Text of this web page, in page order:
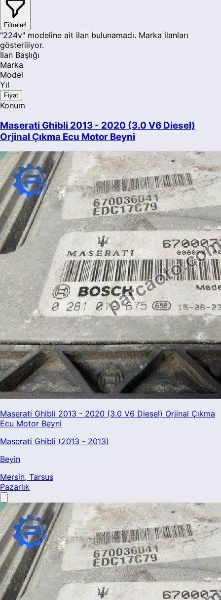
Filtrele4
"224v" modeline ait ilan bulunamadı. Marka ilanları
gösteriliyor.
İlan Başlığı
Marka
Model
Yıl
Fiyat
Konum
Maserati Ghibli 2013 - 2020 (3.0 V6 Diesel)
Orjinal Çıkma Ecu Motor Beyni
Maserati Ghibli 2013 - 2020 (3.0 V6 Diesel) Orjinal Çıkma
Ecu Motor Beyni
Maserati Ghibli (2013 - 2013)
Beyin
Mersin, Tarsus
Pazarlık